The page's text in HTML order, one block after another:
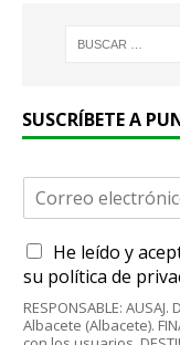
SUSCRÍBETE A
r
e
o
e
A
c
e
r
He leído y
su política de
RESPONSABLE:
Albacete (Albacete).